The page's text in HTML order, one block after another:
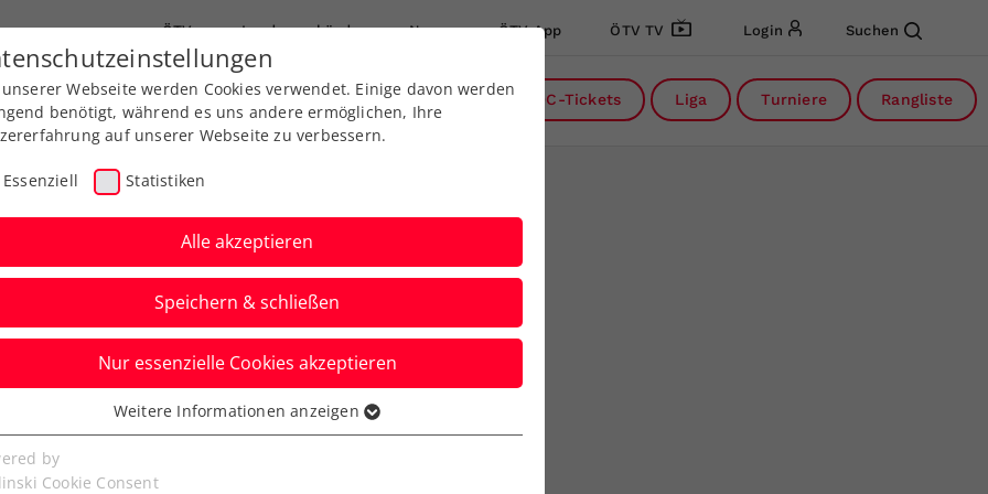
ÖTV Landesverbände News ÖTV App ÖTV TV Login Suchen
Ausbildung Services Über uns DC-Tickets Liga Turniere Rangliste
Rio de Janeiro:
am Endspiel
Webseite werden Cookies verwendet. Einige davon werden
benötigt, während es uns andere ermöglichen, Ihre
auf unserer Webseite zu verbessern.
Essenziell Statistiken
Alle akzeptieren
Speichern & schließen
Nur essenzielle Cookies akzeptieren
Cookies werden für grundlegende Funktionen der
benötigt. Dadurch ist gewährleistet, dass die Webseite
Weitere Informationen anzeigen
by
Cookie Consent